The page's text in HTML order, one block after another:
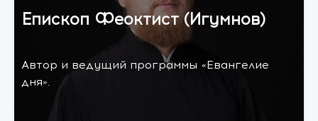
Епископ Феоктист (Игумнов)
Автор и ведущий программы «Евангелие
дня».